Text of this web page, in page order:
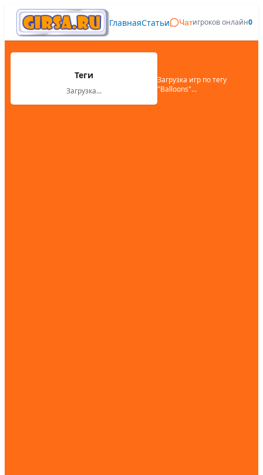
ГлавнаяСтатьи Чатигроков онлайн0
Теги
Загрузка...
Загрузка игр по тегу
"Balloons"...